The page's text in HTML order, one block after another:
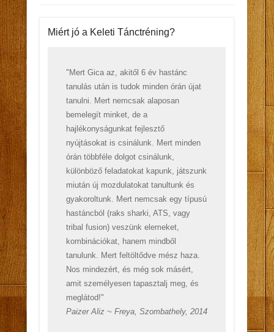
Miért jó a Keleti Tánctréning?
"Mert Gica az, akitől 6 év hastánc
tanulás után is tudok minden órán újat
tanulni. Mert nemcsak alaposan
bemelegít minket, de a
hajlékonyságunkat fejlesztő
nyújtásokat is csinálunk. Mert minden
órán többféle dolgot csinálunk,
különböző feladatokat kapunk, játszunk
miután új mozdulatokat tanultunk és
gyakoroltunk. Mert nemcsak egy típusú
hastáncból (raks sharki, ATS, vagy
tribal fusion) veszünk elemeket,
kombinációkat, hanem mindből
tanulunk. Mert feltöltődve mész haza.
Nos mindezért, és még sok másért,
amit személyesen tapasztalj meg, és
meglátod!"
Paizer Aliz ~ Freya, Szombathely, 2014